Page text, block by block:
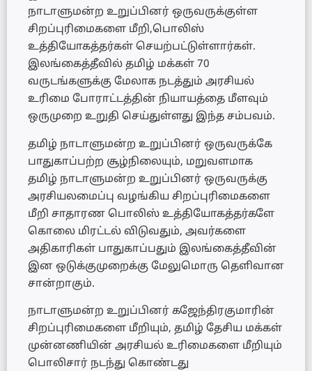
நாடாளுமன்ற உறுப்பினர் ஒருவருக்குள்ள
சிறப்புரிமைகளை மீறி,பொலிஸ்
உத்தியோகத்தர்கள் செயற்பட்டுள்ளார்கள்.
இலங்கைத்தீவில் தமிழ் மக்கள் 70
வருடங்களுக்கு மேலாக நடத்தும் அரசியல்
உரிமை போராட்டத்தின் நியாயத்தை மீளவும்
ஒருமுறை உறுதி செய்துள்ளது இந்த சம்பவம்.
தமிழ் நாடாளுமன்ற உறுப்பினர் ஒருவருக்கே
பாதுகாப்பற்ற சூழ்நிலையும், மறுவளமாக
தமிழ் நாடாளுமன்ற உறுப்பினர் ஒருவருக்கு
அரசியலமைப்பு வழங்கிய சிறப்புரிமைகளை
மீறி சாதாரண பொலிஸ் உத்தியோகத்தர்களே
கொலை மிரட்டல் விடுவதும், அவர்களை
அதிகாரிகள் பாதுகாப்பதும் இலங்கைத்தீவின்
இன ஒடுக்குமுறைக்கு மேலுமொரு தெளிவான
சான்றாகும்.
நாடாளுமன்ற உறுப்பினர் கஜேந்திரகுமாரின்
சிறப்புரிமைகளை மீறியும், தமிழ் தேசிய மக்கள்
முன்னணியின் அரசியல் உரிமைகளை மீறியும்
பொலிசார் நடந்து கொண்டது